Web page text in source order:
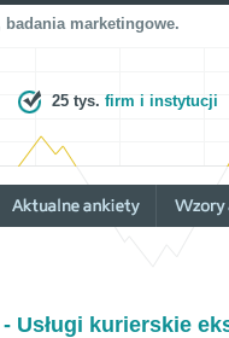
marketingowe.
25 tys. firm i instytucji
- Usługi kurierskie